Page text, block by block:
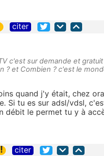
citer
c'est sur demande et
? et Combien ? c'est le
quand j'y était, chez
Si tu es sur adsl/vdsl,
débit le permet tu y à
! citer